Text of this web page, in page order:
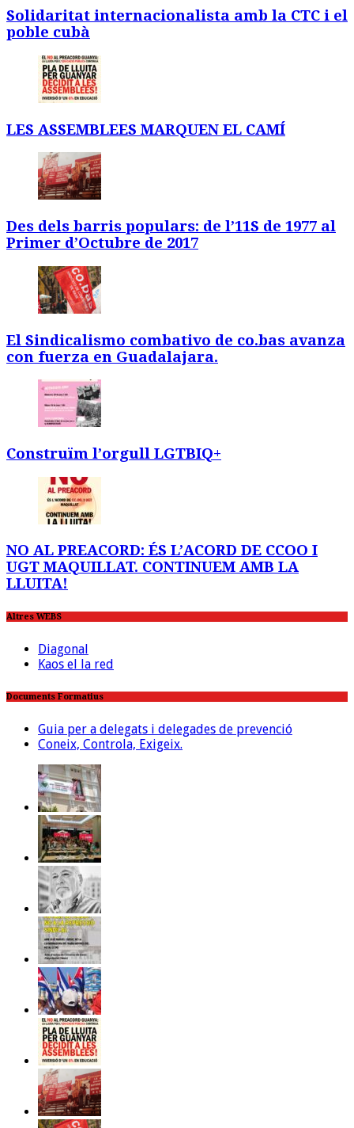
Solidaritat internacionalista amb la CTC i el
poble cubà
LES ASSEMBLEES MARQUEN EL CAMÍ
Des dels barris populars: de l’11S de 1977 al
Primer d’Octubre de 2017
El Sindicalismo combativo de co.bas avanza
con fuerza en Guadalajara.
Construïm l’orgull LGTBIQ+
NO AL PREACORD: ÉS L’ACORD DE CCOO I
UGT MAQUILLAT. CONTINUEM AMB LA
LLUITA!
Altres WEBS
Diagonal
Kaos el la red
Documents Formatius
Guia per a delegats i delegades de prevenció
Coneix, Controla, Exigeix.